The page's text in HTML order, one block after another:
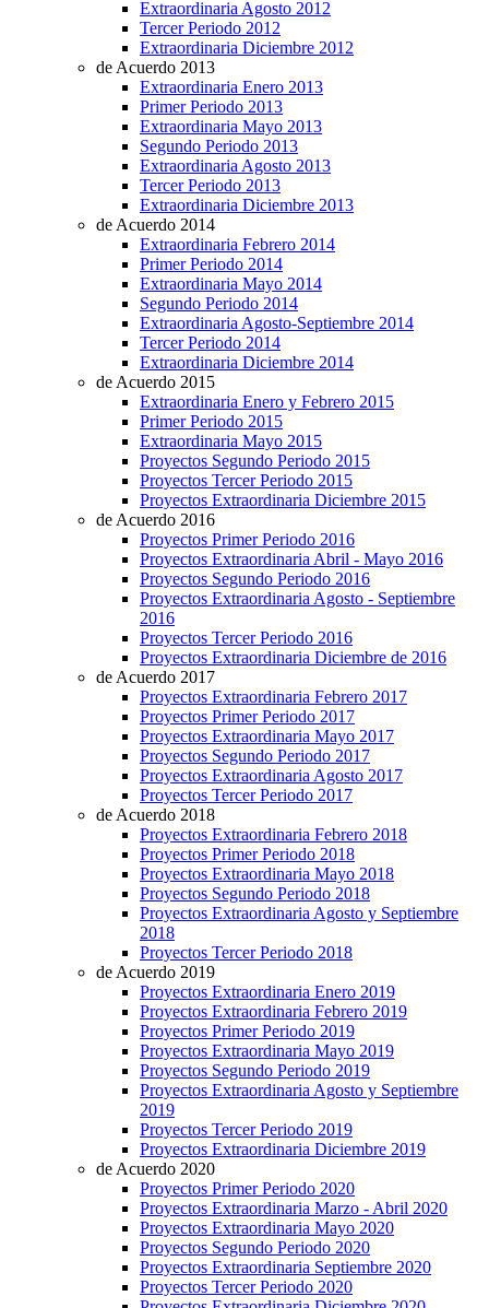
Extraordinaria Agosto 2012
Tercer Periodo 2012
Extraordinaria Diciembre 2012
de Acuerdo 2013
Extraordinaria Enero 2013
Primer Periodo 2013
Extraordinaria Mayo 2013
Segundo Periodo 2013
Extraordinaria Agosto 2013
Tercer Periodo 2013
Extraordinaria Diciembre 2013
de Acuerdo 2014
Extraordinaria Febrero 2014
Primer Periodo 2014
Extraordinaria Mayo 2014
Segundo Periodo 2014
Extraordinaria Agosto-Septiembre 2014
Tercer Periodo 2014
Extraordinaria Diciembre 2014
de Acuerdo 2015
Extraordinaria Enero y Febrero 2015
Primer Periodo 2015
Extraordinaria Mayo 2015
Proyectos Segundo Periodo 2015
Proyectos Tercer Periodo 2015
Proyectos Extraordinaria Diciembre 2015
de Acuerdo 2016
Proyectos Primer Periodo 2016
Proyectos Extraordinaria Abril - Mayo 2016
Proyectos Segundo Periodo 2016
Proyectos Extraordinaria Agosto - Septiembre
2016
Proyectos Tercer Periodo 2016
Proyectos Extraordinaria Diciembre de 2016
de Acuerdo 2017
Proyectos Extraordinaria Febrero 2017
Proyectos Primer Periodo 2017
Proyectos Extraordinaria Mayo 2017
Proyectos Segundo Periodo 2017
Proyectos Extraordinaria Agosto 2017
Proyectos Tercer Periodo 2017
de Acuerdo 2018
Proyectos Extraordinaria Febrero 2018
Proyectos Primer Periodo 2018
Proyectos Extraordinaria Mayo 2018
Proyectos Segundo Periodo 2018
Proyectos Extraordinaria Agosto y Septiembre
2018
Proyectos Tercer Periodo 2018
de Acuerdo 2019
Proyectos Extraordinaria Enero 2019
Proyectos Extraordinaria Febrero 2019
Proyectos Primer Periodo 2019
Proyectos Extraordinaria Mayo 2019
Proyectos Segundo Periodo 2019
Proyectos Extraordinaria Agosto y Septiembre
2019
Proyectos Tercer Periodo 2019
Proyectos Extraordinaria Diciembre 2019
de Acuerdo 2020
Proyectos Primer Periodo 2020
Proyectos Extraordinaria Marzo - Abril 2020
Proyectos Extraordinaria Mayo 2020
Proyectos Segundo Periodo 2020
Proyectos Extraordinaria Septiembre 2020
Proyectos Tercer Periodo 2020